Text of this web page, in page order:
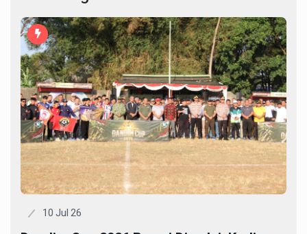
10 Jul 26